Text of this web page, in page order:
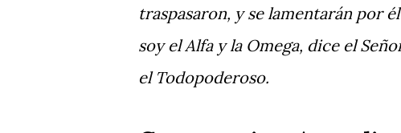
traspasaron, y se lamentarán por
soy el Alfa y la Omega, dice el
el Todopoderoso.